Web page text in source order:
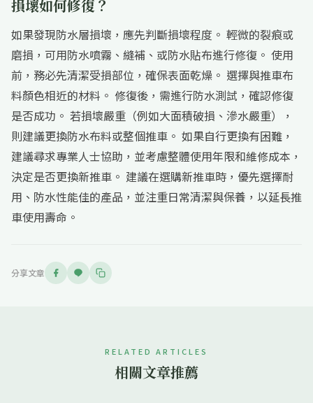
損壞如何修復？
如果發現防水層損壞，應先判斷損壞程度。 輕微的裂痕或
磨損，可用防水噴霧、縫補、或防水貼布進行修復。 使用
前，務必先清潔受損部位，確保表面乾燥。 選擇與推車布
料顏色相近的材料。 修復後，需進行防水測試，確認修復
是否成功。 若損壞嚴重（例如大面積破損、滲水嚴重），
則建議更換防水布料或整個推車。 如果自行更換有困難，
建議尋求專業人士協助，並考慮整體使用年限和維修成本，
決定是否更換新推車。 建議在選購新推車時，優先選擇耐
用、防水性能佳的產品，並注重日常清潔與保養，以延長推
車使用壽命。
分享文章
RELATED ARTICLES
相關文章推薦